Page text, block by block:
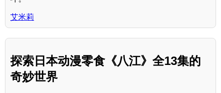
艾米莉
探索日本动漫零食《八江》全13集的
奇妙世界